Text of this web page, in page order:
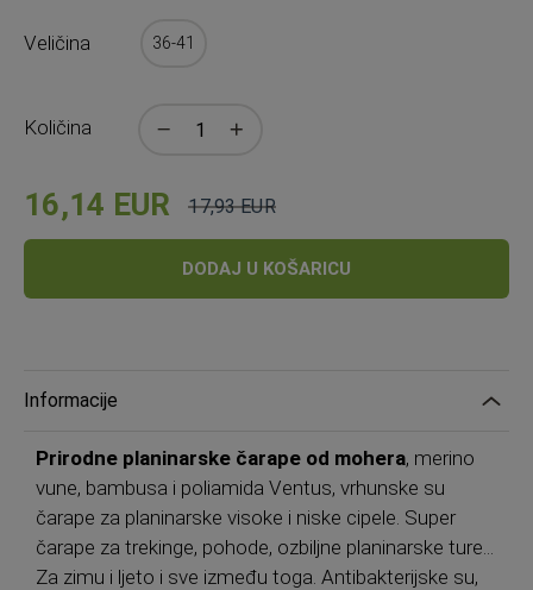
Veličina 36-41
Količina
Cijena
16,14 EUR
Standardna
17,93 EUR
DODAJ U KOŠARICU
Informacije
Prirodne planinarske čarape od mohera, merino
vune, bambusa i poliamida Ventus, vrhunske su
čarape za planinarske visoke i niske cipele. Super
čarape za trekinge, pohode, ozbiljne planinarske ture...
Za zimu i ljeto i sve između toga. Antibakterijske su,